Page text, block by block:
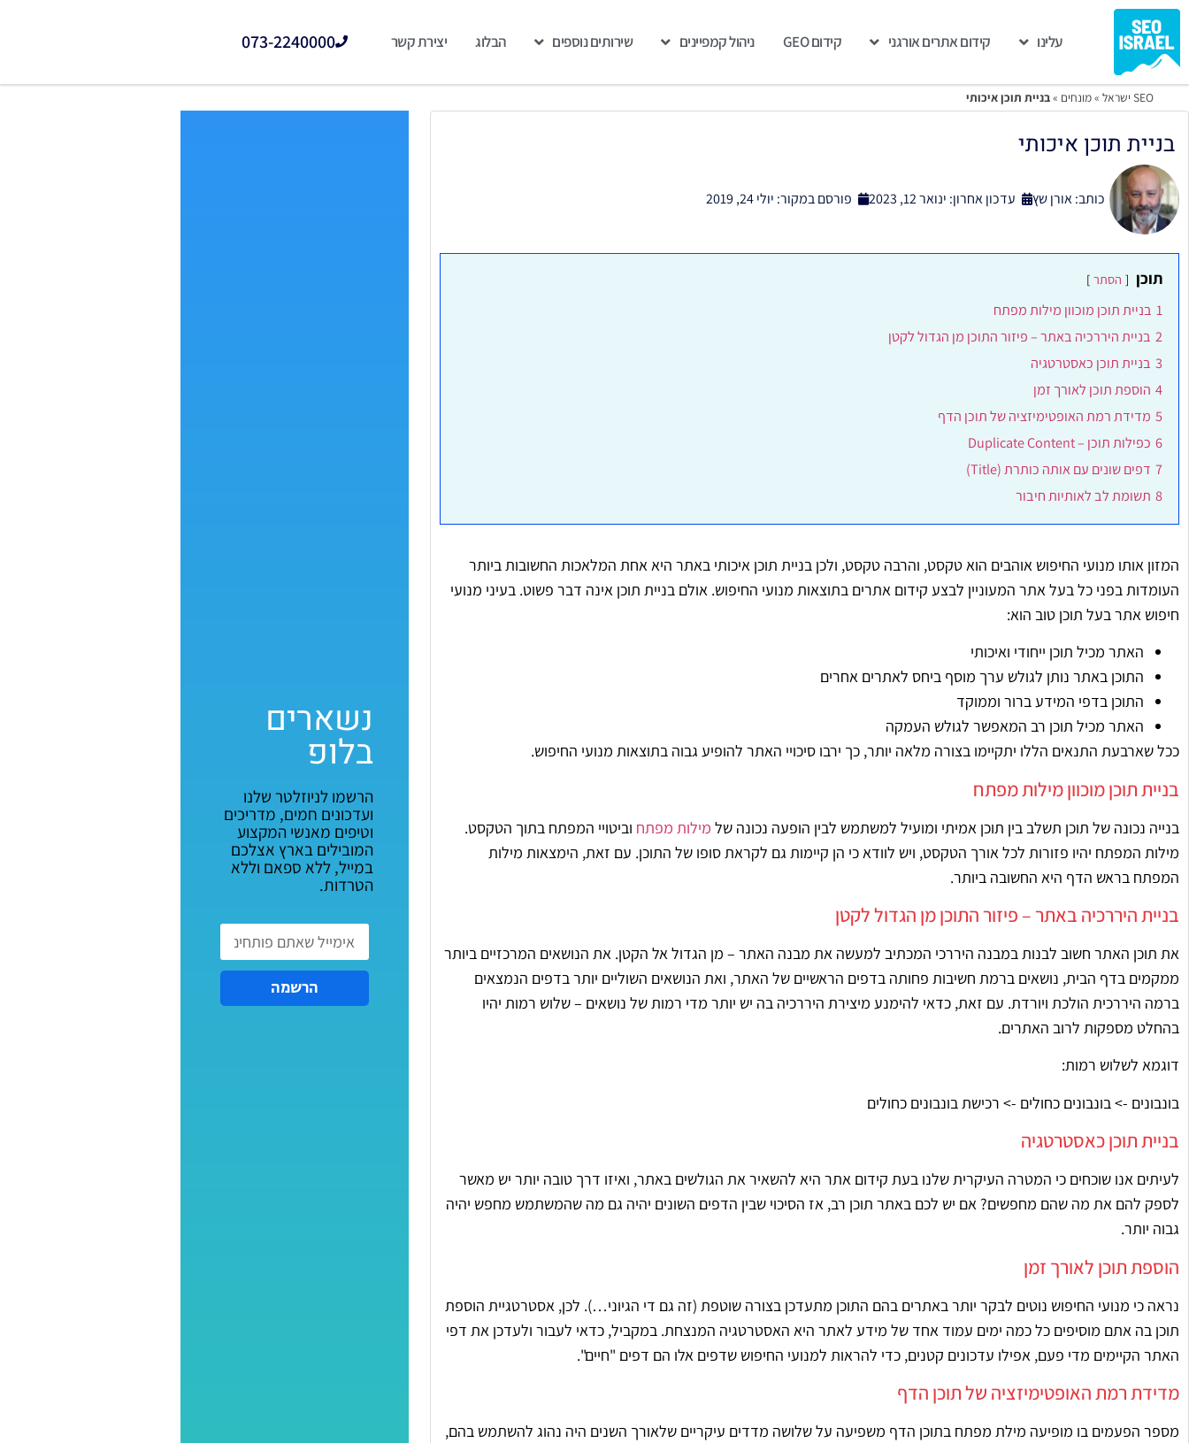
עלינו קידום אתרים אורגני קידום GEO ניהול קמפיינים שירותים נוספים הבלוג יצירת קשר 073-2240000
SEO ישראל »מונחים »בניית תוכן איכותי
בניית תוכן איכותי
כותב:אורן שץ עדכון אחרון: ינואר 12, 2023 פורסם במקור: יולי 24, 2019
תוכן הסתר
1 בניית תוכן מוכוון מילות מפתח
2 בניית היררכיה באתר – פיזור התוכן מן הגדול לקטן
3 בניית תוכן כאסטרטגיה
4 הוספת תוכן לאורך זמן
5 מדידת רמת האופטימיזציה של תוכן הדף
6 כפילות תוכן – Duplicate Content
7 דפים שונים עם אותה כותרת (Title)
8 תשומת לב לאותיות חיבור
המזון אותו מנועי החיפוש אוהבים הוא טקסט, והרבה טקסט, ולכן בניית תוכן איכותי באתר היא אחת המלאכות החשובות ביותר
העומדות בפני כל בעל אתר המעוניין לבצע קידום אתרים בתוצאות מנועי החיפוש. אולם בניית תוכן אינה דבר פשוט. בעיני מנועי
חיפוש אתר בעל תוכן טוב הוא:
האתר מכיל תוכן ייחודי ואיכותי
התוכן באתר נותן לגולש ערך מוסף ביחס לאתרים אחרים
התוכן בדפי המידע ברור וממוקד
האתר מכיל תוכן רב המאפשר לגולש העמקה
ככל שארבעת התנאים הללו יתקיימו בצורה מלאה יותר, כך ירבו סיכויי האתר להופיע גבוה בתוצאות מנועי החיפוש.
בניית תוכן מוכוון מילות מפתח
בנייה נכונה של תוכן תשלב בין תוכן אמיתי ומועיל למשתמש לבין הופעה נכונה של מילות מפתח וביטויי המפתח בתוך הטקסט.
מילות המפתח יהיו פזורות לכל אורך הטקסט, ויש לוודא כי הן קיימות גם לקראת סופו של התוכן. עם זאת, הימצאות מילות
המפתח בראש הדף היא החשובה ביותר.
בניית היררכיה באתר – פיזור התוכן מן הגדול לקטן
את תוכן האתר חשוב לבנות במבנה היררכי המכתיב למעשה את מבנה האתר – מן הגדול אל הקטן. את הנושאים המרכזיים ביותר
ממקמים בדף הבית, נושאים ברמת חשיבות פחותה בדפים הראשיים של האתר, ואת הנושאים השוליים יותר בדפים הנמצאים
ברמה היררכית הולכת ויורדת. עם זאת, כדאי להימנע מיצירת היררכיה בה יש יותר מדי רמות של נושאים – שלוש רמות יהיו
בהחלט מספקות לרוב האתרים.
דוגמא לשלוש רמות:
בונבונים -> בונבונים כחולים -> רכישת בונבונים כחולים
בניית תוכן כאסטרטגיה
לעיתים אנו שוכחים כי המטרה העיקרית שלנו בעת קידום אתר היא להשאיר את הגולשים באתר, ואיזו דרך טובה יותר יש מאשר
לספק להם את מה שהם מחפשים? אם יש לכם באתר תוכן רב, אז הסיכוי שבין הדפים השונים יהיה גם מה שהמשתמש מחפש יהיה
גבוה יותר.
הוספת תוכן לאורך זמן
נראה כי מנועי החיפוש נוטים לבקר יותר באתרים בהם התוכן מתעדכן בצורה שוטפת (זה גם די הגיוני…). לכן, אסטרטגיית הוספת
תוכן בה אתם מוסיפים כל כמה ימים עמוד אחד של מידע לאתר היא האסטרטגיה המנצחת. במקביל, כדאי לעבור ולעדכן את דפי
האתר הקיימים מדי פעם, אפילו עדכונים קטנים, כדי להראות למנועי החיפוש שדפים אלו הם דפים "חיים".
מדידת רמת האופטימיזציה של תוכן הדף
מספר הפעמים בו מופיעה מילת מפתח בתוכן הדף משפיעה על שלושה מדדים עיקריים שלאורך השנים היה נהוג להשתמש בהם,
נשארים
בלופ
הרשמו לניוזלטר שלנו
ועדכונים חמים, מדריכים
וטיפים מאנשי המקצוע
המובילים בארץ אצלכם
במייל, ללא ספאם וללא
הטרדות.
הרשמה